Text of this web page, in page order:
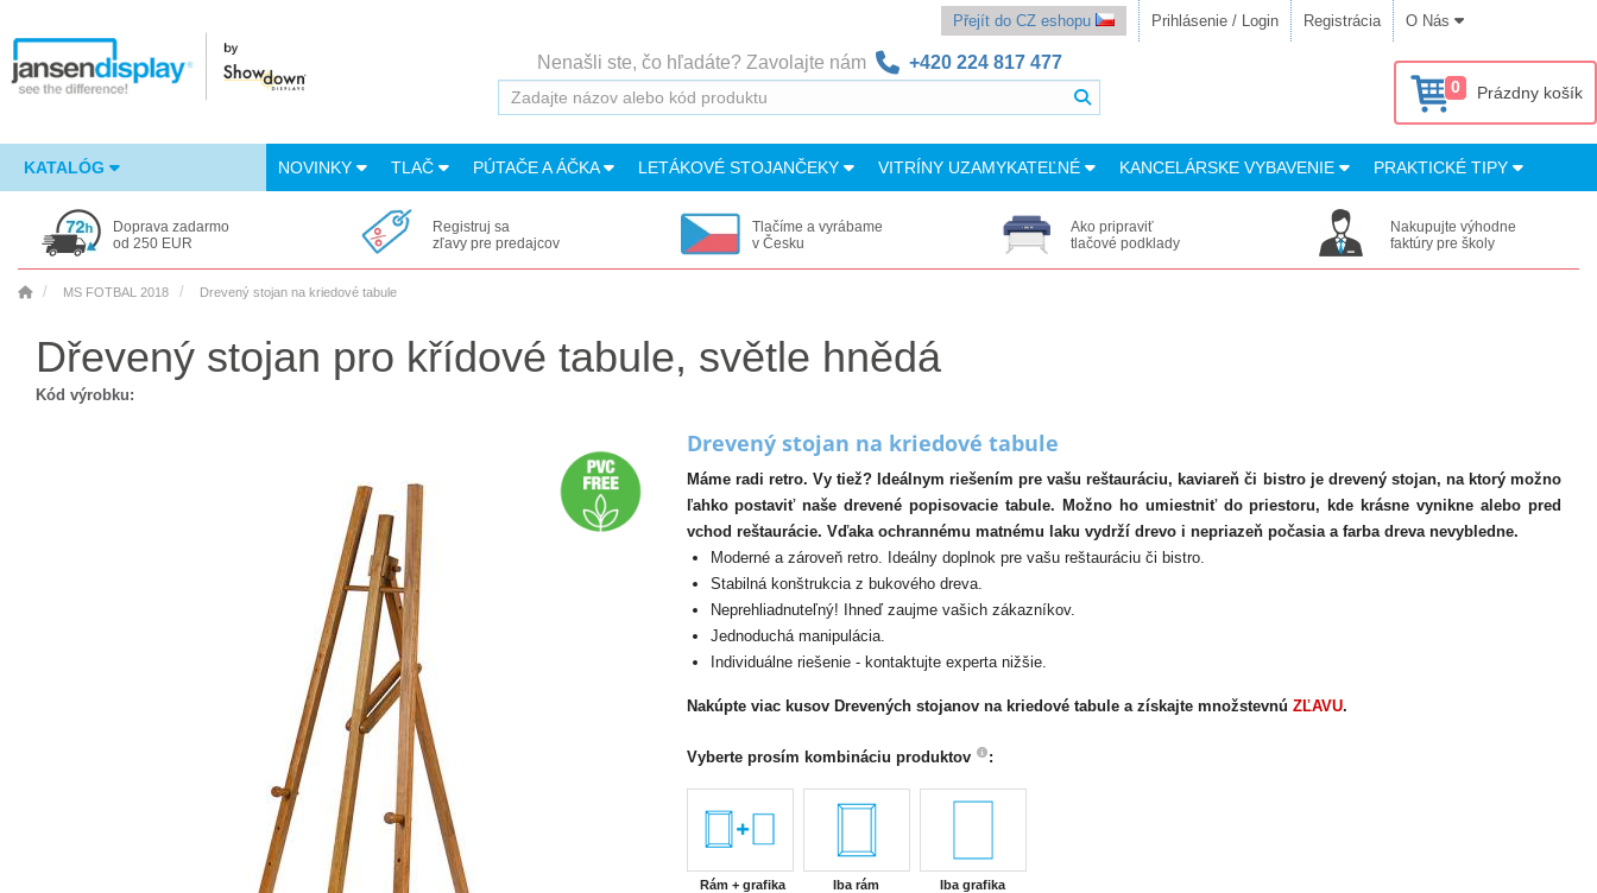
Přejít do CZ eshopu Prihlásenie / Login Registrácia O Nás
Nenašli ste, čo hľadáte? Zavolajte nám +420 224 817 477
0 Prázdny košík
KATALÓG NOVINKY TLAČ PÚTAČE A ÁČKA LETÁKOVÉ STOJANČEKY VITRÍNY UZAMYKATEĽNÉ KANCELÁRSKE VYBAVENIE PRAKTICKÉ TIPY
Doprava zadarmo
od 250 EUR
Registruj sa
zľavy pre predajcov
Tlačíme a vyrábame
v Česku
Ako pripraviť
tlačové podklady
Nakupujte výhodne
faktúry pre školy
MS FOTBAL 2018 Drevený stojan na kriedové tabule
Dřevený stojan pro křídové tabule, světle hnědá
Kód výrobku:
Drevený stojan na kriedové tabule
Máme radi retro. Vy tiež? Ideálnym riešením pre vašu reštauráciu, kaviareň či bistro je drevený stojan, na ktorý možno
ľahko postaviť naše drevené popisovacie tabule. Možno ho umiestniť do priestoru, kde krásne vynikne alebo pred
vchod reštaurácie. Vďaka ochrannému matnému laku vydrží drevo i nepriazeň počasia a farba dreva nevybledne.
Moderné a zároveň retro. Ideálny doplnok pre vašu reštauráciu či bistro.
Stabilná konštrukcia z bukového dreva.
Neprehliadnuteľný! Ihneď zaujme vašich zákazníkov.
Jednoduchá manipulácia.
Individuálne riešenie - kontaktujte experta nižšie.
Nakúpte viac kusov Drevených stojanov na kriedové tabule a získajte množstevnú ZĽAVU.
Vyberte prosím kombináciu produktov :
Rám + grafika Iba rám Iba grafika